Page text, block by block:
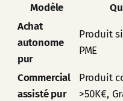
Modèle
Achat
autonome
pur
Produit
PME
Commercial
assisté pur
Produit
>50K€,